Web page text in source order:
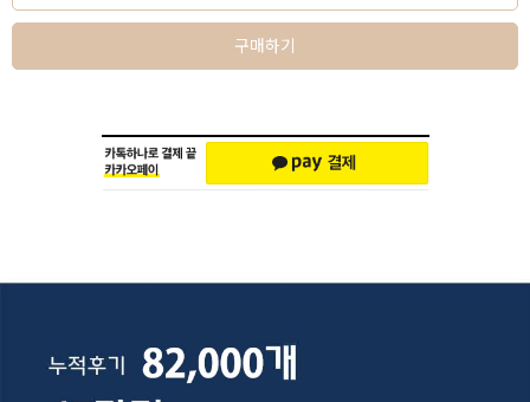
구매하기